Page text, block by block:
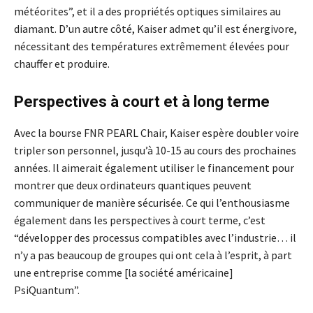
météorites”, et il a des propriétés optiques similaires au
diamant. D’un autre côté, Kaiser admet qu’il est énergivore,
nécessitant des températures extrêmement élevées pour
chauffer et produire.
Perspectives à court et à long terme
Avec la bourse FNR PEARL Chair, Kaiser espère doubler voire
tripler son personnel, jusqu’à 10-15 au cours des prochaines
années. Il aimerait également utiliser le financement pour
montrer que deux ordinateurs quantiques peuvent
communiquer de manière sécurisée. Ce qui l’enthousiasme
également dans les perspectives à court terme, c’est
“développer des processus compatibles avec l’industrie… il
n’y a pas beaucoup de groupes qui ont cela à l’esprit, à part
une entreprise comme [la société américaine]
PsiQuantum”.